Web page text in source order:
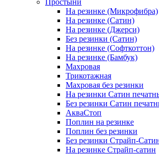
Простыни
На резинке (Микрофибра)
На резинке (Сатин)
На резинке (Джерси)
Без резинки (Сатин)
На резинке (Софткоттон)
На резинке (Бамбук)
Махровая
Трикотажная
Махровая без резинки
На резинки Сатин
Без резинки Сатин
АкваСтоп
Поплин на резинке
Поплин без резинки
Без резинки Страйп-
На резинке Страйп-сатин